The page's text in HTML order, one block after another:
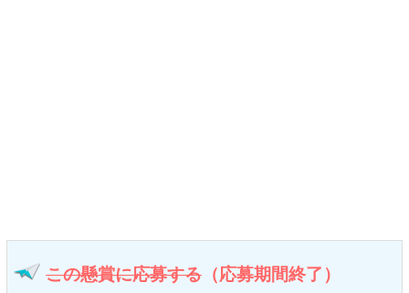
この懸賞に応募する （応募期間終了）